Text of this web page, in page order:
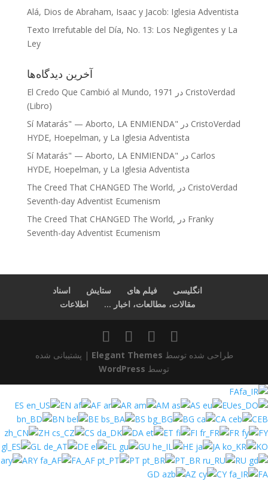
Alá, Dios de Abraham, Isaac y Jacob: Iglesia Adventista
Texto Irrefutable del Día, No. 13: Los Negligentes y La
Ley
آخرین دیدگاه‌ها
CristoVerdad در El Credo Que Cambió al Mundo, 1971
(Libro)
CristoVerdad در
"Sí Matarás" — Aborto, LA ENMIENDA
HYDE, Hoepelman, y La Iglesia Adventista
Carlos در
"Sí Matarás" — Aborto, LA ENMIENDA
HYDE, Hoepelman, y La Iglesia Adventista
CristoVerdad در The Creed That CHANGED The World,
Seventh-day Adventist Ecumenism
Franky در The Creed That CHANGED The World,
Seventh-day Adventist Ecumenism
انگلیسی فیلم های ستایش
اسناد
مقالات، مطالعات، اخبار ...
اطلاعات
طراحی شده توسط Elegant Themes | پشتیبانی شده
توسط WordPress
FA
ES
EN AF AR AM AS
EU
BN
BE BS BG CA
CEB
ZH
CS DA ET FI FR
FY
GL
DE EL GU HE JA
KO
ARY
FA_AF PT PT_BR
RU
GD
AZ CY FA